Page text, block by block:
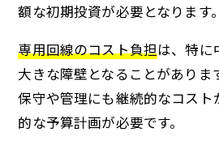
額な初期投資が必要となります。
専用回線のコスト負担は、特に
大きな障壁となることがありま
保守や管理にも継続的なコスト
的な予算計画が必要です。